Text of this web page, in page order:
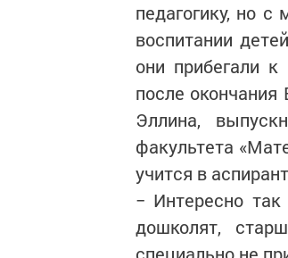
педагогику, но
воспитании
они прибегали
после
Эллина,
факультета
учится в
− Интересно
дошколят,